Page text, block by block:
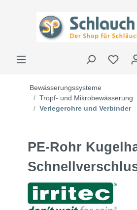
Bewässerungssysteme
Tropf- und Mikrobewässerung
Verlegerohre und Verbinder
PE-Rohr